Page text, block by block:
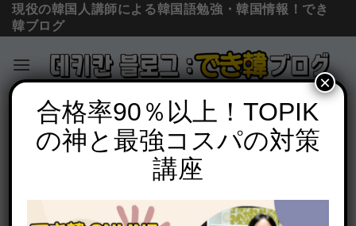
Skip
content
現役の韓国人講師による韓国語勉強・韓国情報！でき
韓ブログ
単語の意味と使い方
일찍, 빨리, 빠르게(早く, 速く), 일찍도,
빨리도の意味の違いと使い分けを例文で
合格率90％以上！TOPIK
の神と最強コスパの対策
講座
×